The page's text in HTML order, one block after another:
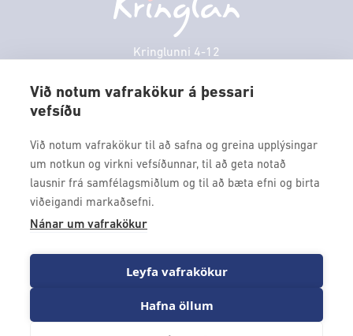
Við notum vafrakökur á þessari
vefsíðu
Við notum vafrakökur til að safna og greina upplýsingar
um notkun og virkni vefsíðunnar, til að geta notað
lausnir frá samfélagsmiðlum og til að bæta efni og birta
viðeigandi markaðsefni.
Nánar um vafrakökur
Leyfa vafrakökur
Hafna öllum
Kringlunni 4-12
kringlan@kringlan.is
Borgarleikhúsið
Ævintýraland
Föstudagur
VERTU MEÐ
Fáðu forskot á dagskrána okkar og sértilboð með því að skrá